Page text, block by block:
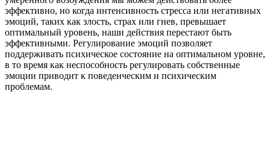
эффективно, но когда интенсивность стресса или негативных
эмоций, таких как злость, страх или гнев, превышает
оптимальный уровень, наши действия перестают быть
эффективными. Регулирование эмоций позволяет
поддерживать психическое состояние на оптимальном уровне,
в то время как неспособность регулировать собственные
эмоции приводит к поведенческим и психическим
проблемам.